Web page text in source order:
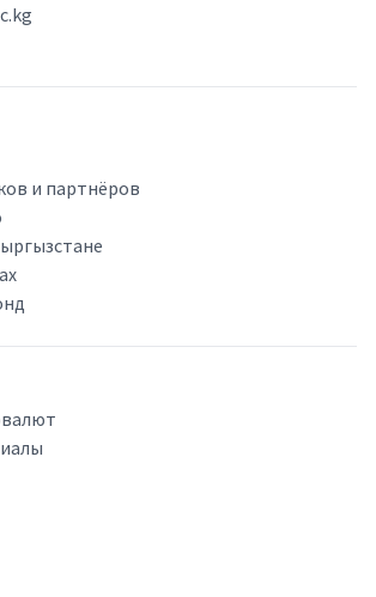
и партнёров